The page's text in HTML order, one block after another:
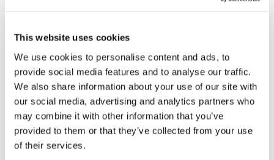
This website uses cookies
We use cookies to personalise content and ads, to
provide social media features and to analyse our traffic.
We also share information about your use of our site with
our social media, advertising and analytics partners who
may combine it with other information that you’ve
provided to them or that they’ve collected from your use
of their services.
-Kuukauden ensimmäinen lauantai on on
jaettu lauantai
jäsenmaksulaskut ovat lähteneet liikkeelle.
Laskujen eräpäivä on 26.1.2026. Löydät laskut
myös jäsensivuilta.
Viime vuosien tapaan eräpäivän jälkeen
maksamaton jäsenmaksulasku aiheuttaa
saunakiellon.